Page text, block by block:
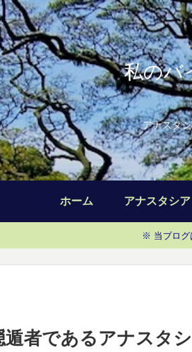
私のバ
アナスタ
ホーム アナスタシア
※ 当ブログ
者であるアナスタ